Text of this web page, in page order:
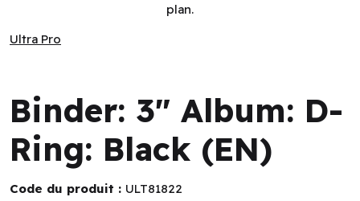
plan.
Ultra Pro
Binder: 3" Album: D-
Ring: Black (EN)
Code du produit : ULT81822